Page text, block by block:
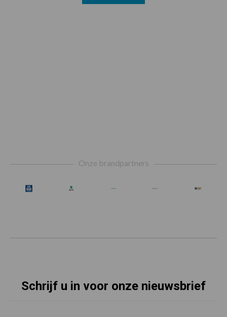
Onze brandpartners
Schrijf u in voor onze nieuwsbrief